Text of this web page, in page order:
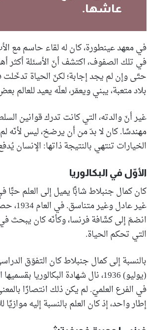
عاشها.
في معهد عينطورة، كان له لقاء حاسم مع
في تلك الصفوف، اكتشف أنّ الأسئلة أكثر
حتّى وإن لم يجد إجابة؛ لكنّ الحياة تدخّلت
بلاد متعبة، يبني ويعمّر، لعلّه يعيد للعالم
غير أنّ والدته، التي كانت تدرك قوانين
مهندسًا. كان لا بدّ من أن يرضخ، ليس لأنّه
الخيارات تنتهي بالنتيجة ذاتها: الإنسان
الأوّل في البكالوريا
كان كمال جنبلاط شابًّا يميل إلى العلم حبًّا
غير
انضمّ إلى كشّافة فرنسا، وكأنّه كان
التي تحكم الحياة.
بالنسبة إلى كمال جنبلاط كان التفوّق
(يوليو) 1936، نال شهادة
في الفرع العلميّ. لم يكن ذلك انتصارًا
إطار واحد، إذ كان العلم بالنسبة إليه